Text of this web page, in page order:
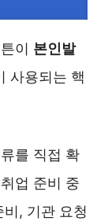
이 본인발
사용되는 핵
를 직접 확
업 준비 중
, 기관 요청